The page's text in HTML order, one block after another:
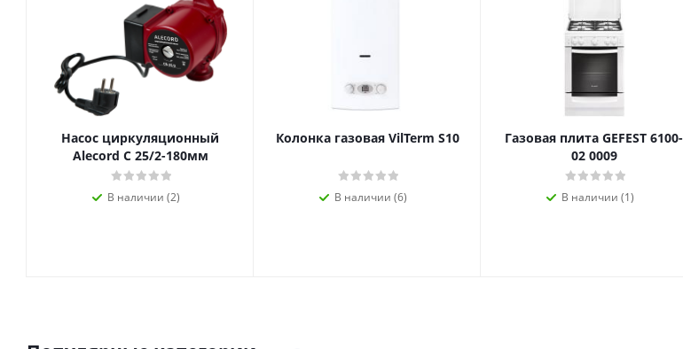
Насос циркуляционный
Alecord C 25/2-180мм
В наличии (2)
Колонка газовая VilTerm S10
В наличии (6)
Газовая плита GEFEST 6100-
02 0009
В наличии (1)